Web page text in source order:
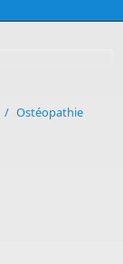
/ Ostéopathie